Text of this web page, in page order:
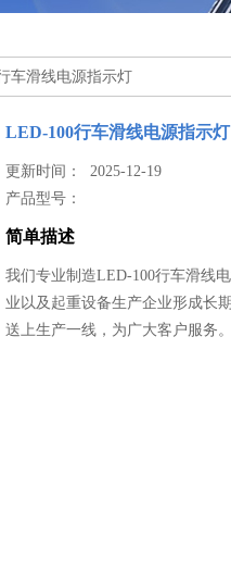
车滑线电源指示灯
LED-100行车滑线电源指示灯
更新时间： 2025-12-19
产品型号：
简单描述
我们专业制造LED-100行车滑线
业以及起重设备生产企业形成长
送上生产一线，为广大客户服务